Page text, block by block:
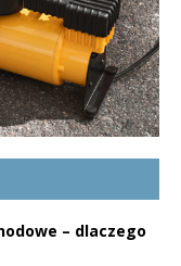
– dlaczego